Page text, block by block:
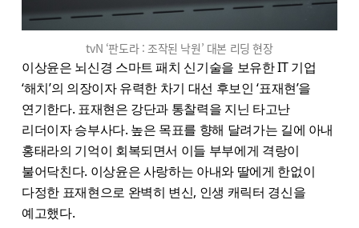
tvN ‘판도라 : 조작된 낙원’ 대본 리딩 현장
이상윤은 뇌신경 스마트 패치 신기술을 보유한 IT 기업
‘해치’의 의장이자 유력한 차기 대선 후보인 ‘표재현’을
연기한다. 표재현은 강단과 통찰력을 지닌 타고난
리더이자 승부사다. 높은 목표를 향해 달려가는 길에 아내
홍태라의 기억이 회복되면서 이들 부부에게 격랑이
불어닥친다. 이상윤은 사랑하는 아내와 딸에게 한없이
다정한 표재현으로 완벽히 변신, 인생 캐릭터 경신을
예고했다.